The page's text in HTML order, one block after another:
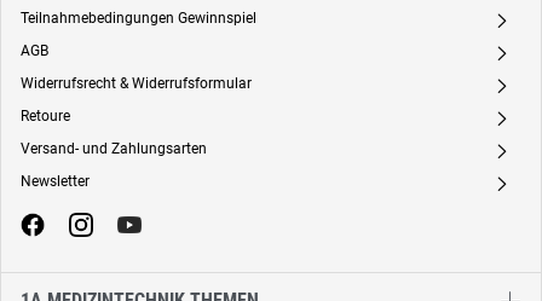
Teilnahmebedingungen Gewinnspiel A
AGB A
Widerrufsrecht & Widerrufsformular A
Retoure A
Versand- und Zahlungsarten A
Newsletter A